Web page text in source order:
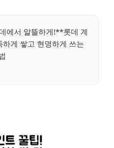
에서 알뜰하게!**롯데 계
게 쌓고 현명하게 쓰는